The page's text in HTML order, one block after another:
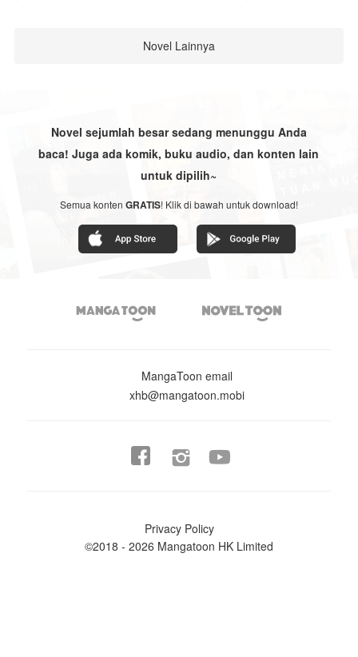
Novel Lainnya
Novel sejumlah besar sedang menunggu Anda
baca! Juga ada komik, buku audio, dan konten lain
untuk dipilih~
Semua konten GRATIS! Klik di bawah untuk download!
 
MangaToon email
xhb@mangatoon.mobi
 
Privacy Policy
©2018 - 2026 Mangatoon HK Limited